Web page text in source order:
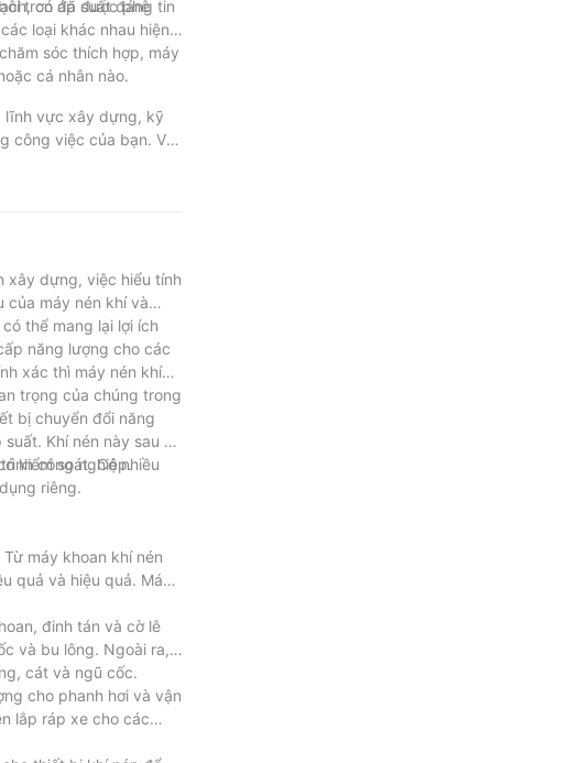
trơn đã được phê
có áp suất đáng tin
loại khác nhau hiện
sóc thích hợp, máy
cá nhân nào.
lĩnh vực xây dựng, kỹ
công việc của bạn. Với
hợp với nhu cầu cụ
hiệu quả cần thiết
xây dựng, việc hiểu tính
của máy nén khí và
thể mang lại lợi ích
năng lượng cho các
xác thì máy nén khí
trọng của chúng trong
bị chuyển đổi năng
Khí nén này sau đó
công nghiệp.
kiểm soát. Có nhiều
riêng.
máy khoan khí nén
quả và hiệu quả. Máy
đinh tán và cờ lê
và bu lông. Ngoài ra,
cát và ngũ cốc.
cho phanh hơi và vận
lắp ráp xe cho các